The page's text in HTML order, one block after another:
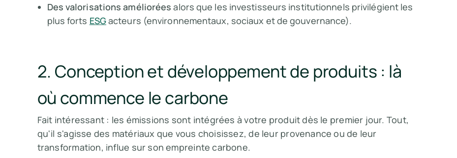
Des valorisations améliorées alors que les investisseurs institutionnels privilégient les
plus forts ESGacteurs (environnementaux, sociaux et de gouvernance).
2. Conception et développement de produits : là
où commence le carbone
Fait intéressant : les émissions sont intégrées à votre produit dès le premier jour. Tout,
qu'il s'agisse des matériaux que vous choisissez, de leur provenance ou de leur
transformation, influe sur son empreinte carbone.